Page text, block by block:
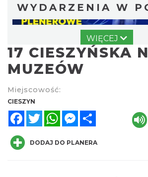
WYDARZENIA W
Cieszyn
WIĘCEJ
17 CIESZYŃSKA
MUZEÓW
Miejscowość:
CIESZYN
FacebookTwitterWhatsAppMessenger
DODAJ DO PLANERA